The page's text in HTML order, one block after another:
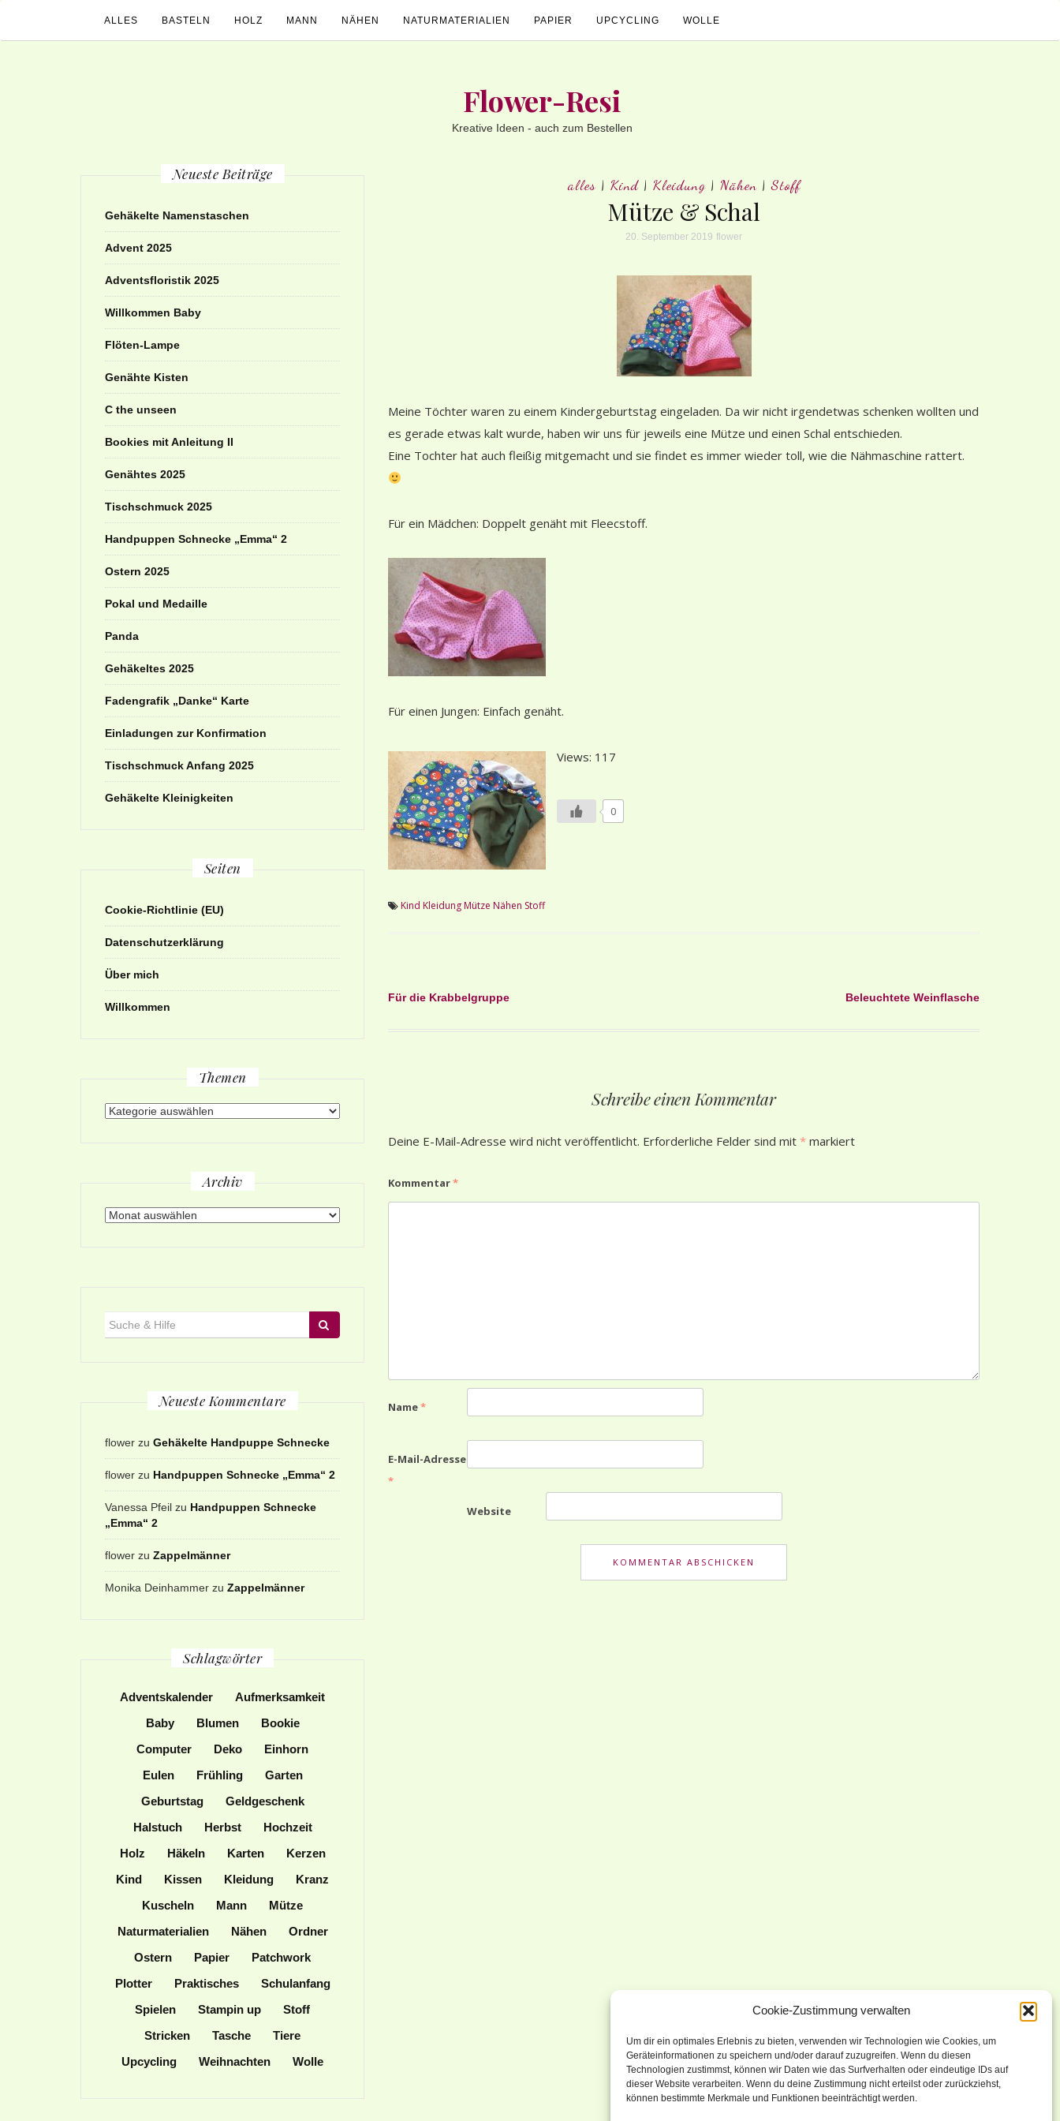
Cookie-Zustimmung verwalten
Um dir ein optimales Erlebnis zu bieten, verwenden wir Technologien wie Cookies, um
Geräteinformationen zu speichern und/oder darauf zuzugreifen. Wenn du diesen
Technologien zustimmst, können wir Daten wie das Surfverhalten oder eindeutige IDs auf
dieser Website verarbeiten. Wenn du deine Zustimmung nicht erteilst oder zurückziehst,
können bestimmte Merkmale und Funktionen beeinträchtigt werden.
ALLES BASTELN HOLZ MANN NÄHEN NATURMATERIALIEN PAPIER UPCYCLING WOLLE
Flower-Resi
Kreative Ideen - auch zum Bestellen
alles| Kind| Kleidung| Nähen|Stoff
Mütze & Schal
20. September 2019 flower
Meine Töchter waren zu einem Kindergeburtstag eingeladen. Da wir nicht irgendetwas schenken wollten und
es gerade etwas kalt wurde, haben wir uns für jeweils eine Mütze und einen Schal entschieden.
Eine Tochter hat auch fleißig mitgemacht und sie findet es immer wieder toll, wie die Nähmaschine rattert.
Für ein Mädchen: Doppelt genäht mit Fleecstoff.
Für einen Jungen: Einfach genäht.
Views: 117
0
Kind KleidungMütze Nähen Stoff
Beitragsnavigation
Für die Krabbelgruppe Beleuchtete Weinflasche
Schreibe einen Kommentar
Deine E-Mail-Adresse wird nicht veröffentlicht. Erforderliche Felder sind mit * markiert
Kommentar*
Name*
E-Mail-Adresse
*
Website
Neueste Beiträge
Gehäkelte Namenstaschen
Advent 2025
Adventsfloristik 2025
Willkommen Baby
Flöten-Lampe
Genähte Kisten
C the unseen
Bookies mit Anleitung II
Genähtes 2025
Tischschmuck 2025
Handpuppen Schnecke „Emma“ 2
Ostern 2025
Pokal und Medaille
Panda
Gehäkeltes 2025
Fadengrafik „Danke“ Karte
Einladungen zur Konfirmation
Tischschmuck Anfang 2025
Gehäkelte Kleinigkeiten
Seiten
Cookie-Richtlinie (EU)
Datenschutzerklärung
Über mich
Willkommen
Themen
Themen
Archiv
Archiv
Neueste Kommentare
flower zu Gehäkelte Handpuppe Schnecke
flower zu Handpuppen Schnecke „Emma“ 2
Vanessa Pfeil zu Handpuppen Schnecke
„Emma“ 2
flower zu Zappelmänner
Monika Deinhammer zu Zappelmänner
Schlagwörter
Adventskalender
Aufmerksamkeit
Baby
Blumen
Bookie
Computer
Deko
Einhorn
Eulen
Frühling
Garten
Geburtstag
Geldgeschenk
Halstuch
Herbst
Hochzeit
Holz
Häkeln Karten
Kerzen
Kind
Kissen Kleidung
Kranz
Kuscheln
Mann
Mütze
Naturmaterialien
Nähen
Ordner
Ostern
Papier
Patchwork
Plotter
Praktisches
Schulanfang
Spielen
Stampin up
Stoff
Stricken
Tasche
Tiere
Upcycling
Weihnachten Wolle